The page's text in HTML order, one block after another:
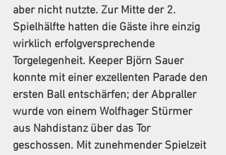
aber nicht nutzte. Zur Mitte der 2.
Spielhälfte hatten die Gäste ihre einzig
wirklich erfolgversprechende
Torgelegenheit. Keeper Björn Sauer
konnte mit einer exzellenten Parade den
ersten Ball entschärfen; der Abpraller
wurde von einem Wolfhager Stürmer
aus Nahdistanz über das Tor
geschossen. Mit zunehmender Spielzeit